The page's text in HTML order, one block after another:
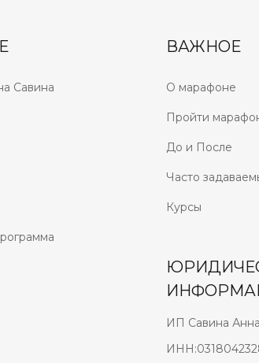
Савина
ВАЖНОЕ
О марафоне
Пройти
До и После
Часто
Курсы
ИП Савина